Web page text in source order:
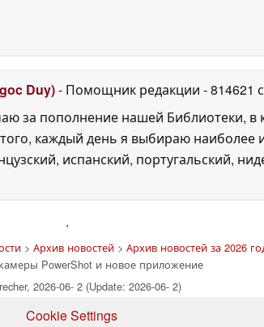
Duy)- Помощник редакции - 814621
за пополнение нашей Библиотеки,
каждый день я выбираю наиболее
испанский, португальский,
'
> Архив новостей > Архив новостей за 2026
PowerShot и новое приложение
2026-06- 2 (Update: 2026-06- 2)
Cookie Settings